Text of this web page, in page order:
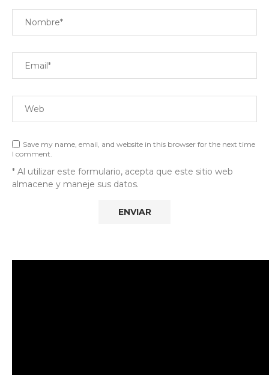
Save my name, email, and website in this browser for the next time
I comment.
* Al utilizar este formulario, acepta que este sitio web
almacene y maneje sus datos.